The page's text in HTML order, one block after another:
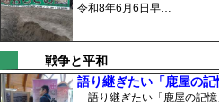
令和8年6月6日早…
戦争と平和
語り継ぎたい「鹿屋の
語り継ぎたい「鹿屋の記憶